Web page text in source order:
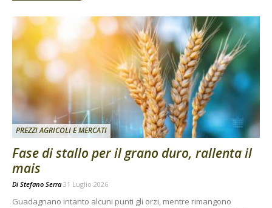
PREZZI AGRICOLI E MERCATI
Fase di stallo per il grano duro, rallenta il
mais
Di Stefano Serra 31 Luglio 2026
Guadagnano intanto alcuni punti gli orzi, mentre rimangono